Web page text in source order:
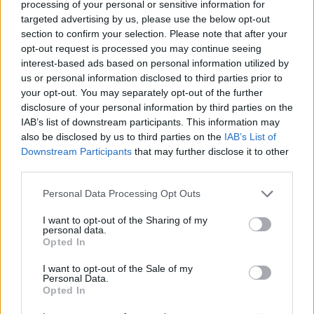
processing of your personal or sensitive information for
targeted advertising by us, please use the below opt-out
section to confirm your selection. Please note that after your
opt-out request is processed you may continue seeing
interest-based ads based on personal information utilized by
us or personal information disclosed to third parties prior to
your opt-out. You may separately opt-out of the further
disclosure of your personal information by third parties on the
IAB’s list of downstream participants. This information may
also be disclosed by us to third parties on the IAB’s List of
Downstream Participants that may further disclose it to other
Personal Data Processing Opt Outs
I want to opt-out of the Sharing of my
personal data.
Opted In
I want to opt-out of the Sale of my
Personal Data.
Opted In
μακρά περίοδο επιβίωσής του στα σαλόνια της
γλυκιάς εξουσίας . Για το λόγο αυτό ο κ. Τσίπρας
και ο ΣΥΡΙΖΑ έχουν αναγάγει σε μοναδικό και
κορυφαίο πολιτικό μέλημά τους να
συγκρατήσουν , όσο αυτό είναι δυνατόν , το
δάνειο εκλογικό σώμα του ΠΑΣΟΚ, αυτό που
τους έφερε στην εξουσία , και να εξασφαλίσουν ,
όσο περισσότερο γίνεται χρονικά , την καρέκλα
στο τραπέζι με την πράσινη τσόχα όπου
παίζεται το πόκερ του δικομματισμού .
Σ’ αυτήν
άνοιγμα και το προσκύνημα σε πρώην
στελέχη του ΠΑΣΟΚ , στελέχη που
συμμετείχαν ενεργά στο ράψιμο , στο
προβάρισμα και στο φόρεμα του κουστουμιού